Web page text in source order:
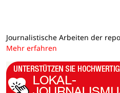
Journalistische Arbeiten der
Mehr erfahren